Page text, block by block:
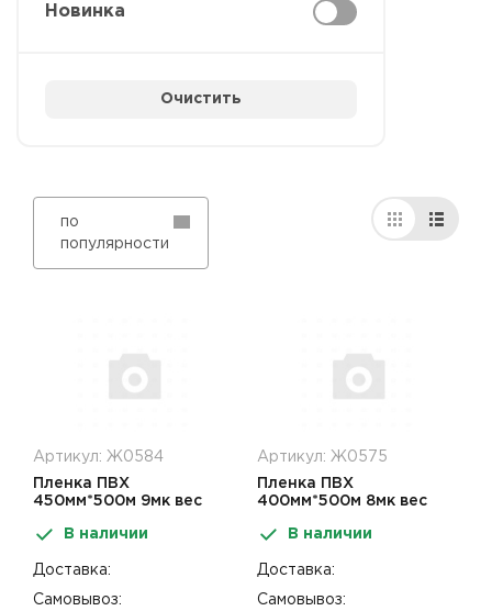
Новинка
Очистить
по
популярности
Артикул: Ж0584
Пленка ПВХ
450мм*500м 9мк вес
В наличии
Доставка:
Самовывоз:
Артикул: Ж0575
Пленка ПВХ
400мм*500м 8мк вес
В наличии
Доставка:
Самовывоз: